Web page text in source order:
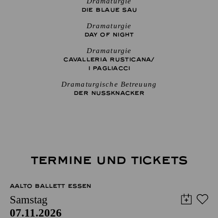
DIE BLAUE SAU
Dramaturgie
DAY OF NIGHT
Dramaturgie
CAVALLERIA RUSTICANA/
I PAGLIACCI
Dramaturgische Betreuung
DER NUSSKNACKER
TERMINE UND TICKETS
AALTO BALLETT ESSEN
Samstag
07.11.2026